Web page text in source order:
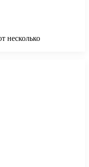
несколько